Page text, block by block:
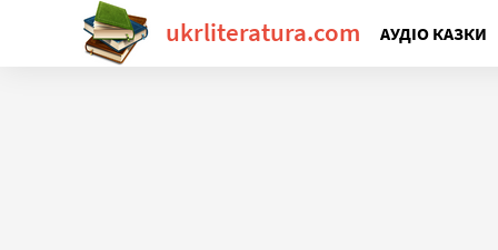
ukrliteratura.com АУДІО КАЗКИ